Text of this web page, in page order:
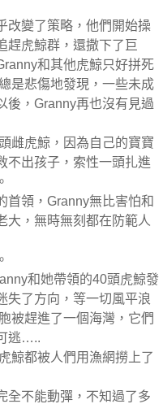
改變了策略，他們開始操
趕虎鯨群，還撒下了巨
和其他虎鯨只好拼死
是悲傷地發現，一些未成
後，Granny再也沒有見過
雌虎鯨，因為自己的寶寶
不出孩子，索性一頭扎進
首領，Granny無比害怕和
大，無時無刻都在防範人
和她帶領的40頭虎鯨發
失了方向，等一切風平浪
被趕進了一個海灣，它們
逃…..
鯨都被人們用漁網撈上了
全不能動彈，不知過了多